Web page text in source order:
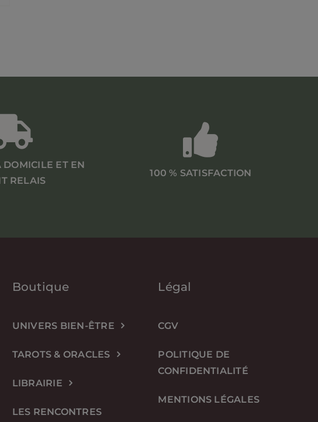
ET EN
RELAIS
100 % SATISFACTION
Boutique
UNIVERS BIEN-ÊTRE
TAROTS & ORACLES
LIBRAIRIE
LES RENCONTRES
Légal
CGV
POLITIQUE DE
CONFIDENTIALITÉ
MENTIONS LÉGALES